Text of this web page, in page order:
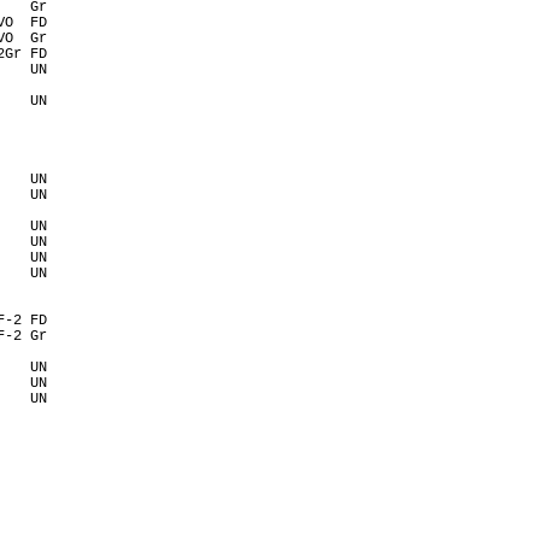
Gr
FD
Gr
FD
UN
UN
UN
UN
UN
UN
UN
UN
2 FD
F-2 Gr
UN
UN
UN